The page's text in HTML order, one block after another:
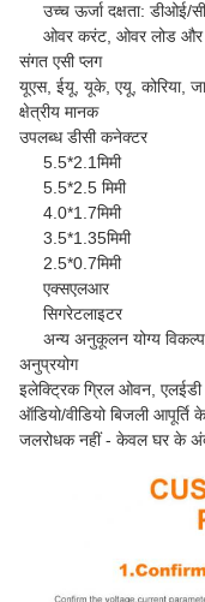
उच्च ऊर्जा दक्षता: डीओई/
ओवर करंट, ओवर लोड और
संगत एसी प्लग
यूएस, ईयू, यूके, एयू, कोरिया,
क्षेत्रीय मानक
उपलब्ध डीसी कनेक्टर
5.5*2.1मिमी
5.5*2.5 मिमी
4.0*1.7मिमी
3.5*1.35मिमी
2.5*0.7मिमी
एक्सएलआर
सिगरेटलाइटर
अन्य अनुकूलन योग्य विकल्प
अनुप्रयोग
इलेक्ट्रिक ग्रिल ओवन, एलईडी
ऑडियो/वीडियो बिजली आपूर्ति
जलरोधक नहीं - केवल घर के